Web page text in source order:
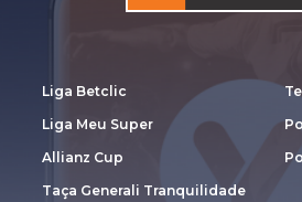
Liga Betclic
Liga Meu Super
Allianz Cup
Taça Generali Tranquilidade